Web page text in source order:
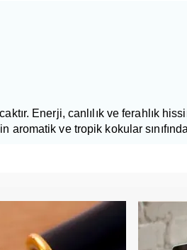
Enerji, canlılık ve ferahlık
ve tropik kokular